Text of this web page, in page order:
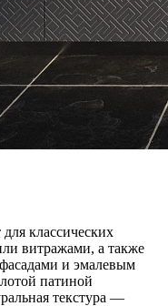
классических
витражами, а также
и эмалевым
патиной
текстура —